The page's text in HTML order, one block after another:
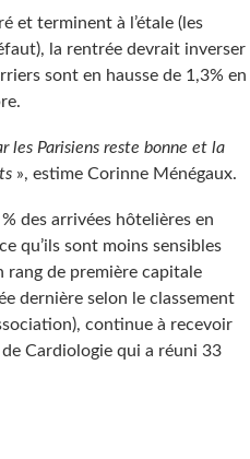
et terminent à l’étale (les
la rentrée devrait inverser
sont en hausse de 1,3% en
les Parisiens reste bonne et la
», estime Corinne Ménégaux.
des arrivées hôtelières en
qu’ils sont moins sensibles
rang de première capitale
dernière selon le classement
continue à recevoir
Cardiologie qui a réuni 33